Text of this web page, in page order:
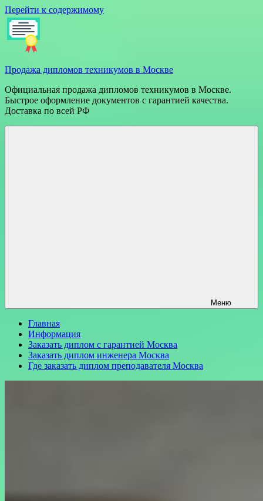
Перейти к содержимому
Продажа дипломов техникумов в Москве
Официальная продажа дипломов техникумов в Москве.
Быстрое оформление документов с гарантией качества.
Доставка по всей РФ
Меню
Главная
Информация
Заказать диплом с гарантией Москва
Заказать диплом инженера Москва
Где заказать диплом преподавателя Москва